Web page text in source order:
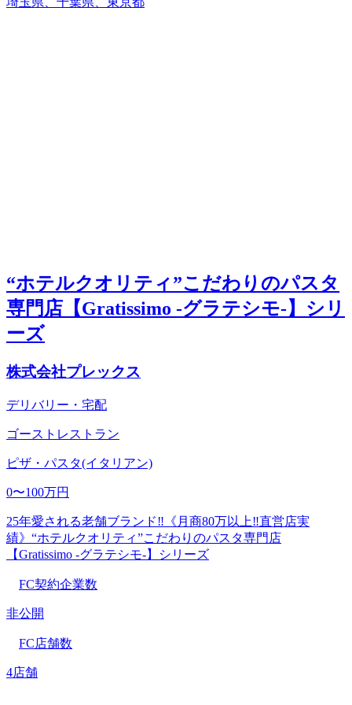
“ホテルクオリティ”こだわりのパスタ
専門店【Gratissimo -グラテシモ-】シリ
ーズ
株式会社プレックス
デリバリー・宅配
ゴーストレストラン
ピザ・パスタ(イタリアン)
0〜100万円
25年愛される老舗ブランド‼《月商80万以上‼直営店実
績》“ホテルクオリティ”こだわりのパスタ専門店
【Gratissimo -グラテシモ-】シリーズ
FC契約企業数
非公開
FC店舗数
4店舗